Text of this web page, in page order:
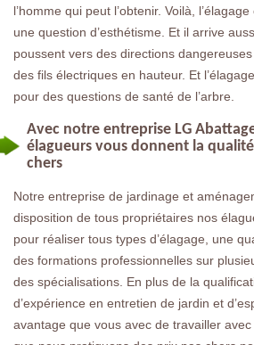
l’homme qui peut l’obtenir. Voilà,
une question d’esthétisme. Et il arrive
poussent vers des directions
des fils électriques en hauteur. Et
pour des questions de santé de l’arbre.
Avec notre entreprise LG
élagueurs vous donnent la
chers
Notre entreprise de jardinage et
disposition de tous propriétaires nos
pour réaliser tous types d’élagage, une
des formations professionnelles sur
des spécialisations. En plus de la
d’expérience en entretien de jardin et
avantage que vous avec de travailler